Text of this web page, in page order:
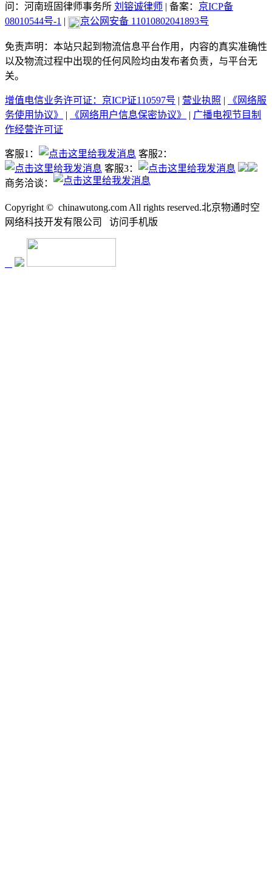
问：河南班固律师事务所 刘镕诚律师 | 备案： 京ICP备
08010544号-1 | 京公网安备 11010802041893号
免责声明：本站只起到物流信息平台作用，内容的真实准确性
以及物流过程中出现的任何风险均由发布者负责，与平台无
关。
增值电信业务许可证：京ICP证110597号 | 营业执照 |
《网络服
务使用协议》
| 《网络用户信息保密协议》 | 广播电视节目制
作经营许可证
客服1：
客服2：
客服3：
商务洽谈：
Copyright © chinawutong.com All rights reserved.北京物通时空
网络科技开发有限公司
访问手机版